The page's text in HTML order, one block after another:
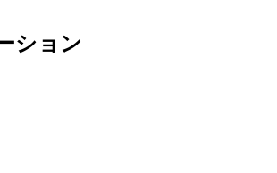
ション